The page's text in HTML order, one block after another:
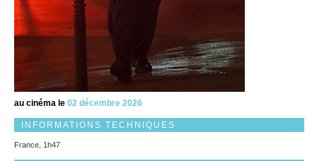
au cinéma le 02 décembre 2026
INFORMATIONS TECHNIQUES
France, 1h47